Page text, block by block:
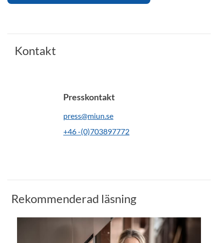
Kontakt
Presskontakt
press@miun.se
+46 -(0)703897772
Rekommenderad läsning